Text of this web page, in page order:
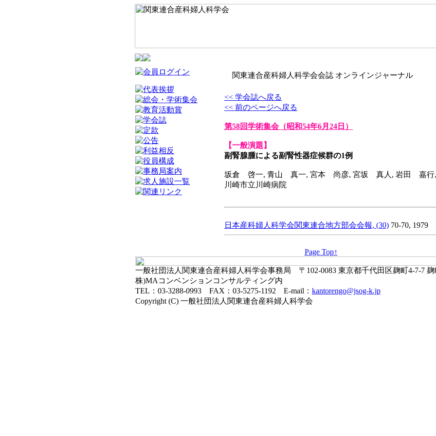
関東連合産科婦人科学会会誌 オンラインジャーナル
<< 学会誌へ戻る
<< 前のページへ戻る
第58回学術集会（昭和54年6月24日）
【一般演題】
副腎腺腫による副腎性器症候群の1例
坂倉 啓一, 青山 真一, 宮本 尚彦, 宮坂 真人, 岩田 嘉
川崎市立川崎病院
日本産科婦人科学会関東連合地方部会会報, (30) 70-70, 1979
Page Top↑
一般社団法人関東連合産科婦人科学会事務局 〒102-0083 東京都千代田区麹町4-7-7
株)MAコンベンションコンサルティング内
TEL：03-3288-0993 FAX：03-5275-1192 E-mail： kantorengo@jsog-k.jp
Copyright (C) 一般社団法人関東連合産科婦人科学会